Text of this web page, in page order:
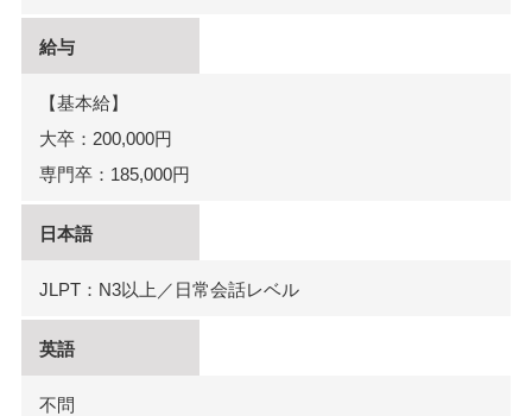
給与
【基本給】
大卒：200,000円
専門卒：185,000円
日本語
JLPT：N3以上／日常会話レベル
英語
不問